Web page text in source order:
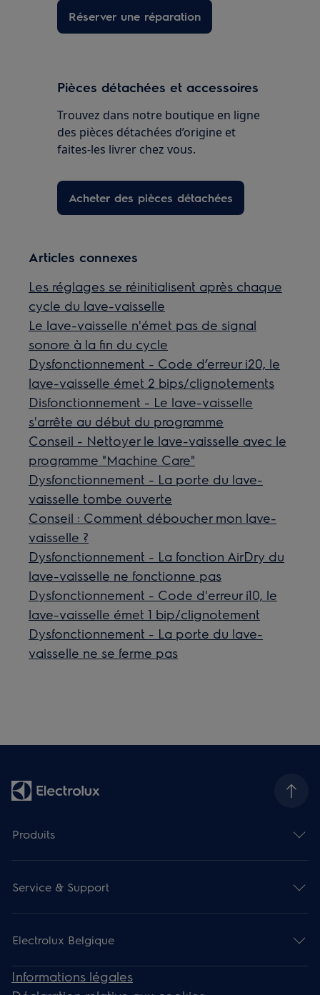
Réserver une réparation
Pièces détachées et accessoires
Trouvez dans notre boutique en ligne
des pièces détachées d’origine et
faites-les livrer chez vous.
Acheter des pièces détachées
Articles connexes
Les réglages se réinitialisent après chaque
cycle du lave-vaisselle
Le lave-vaisselle n'émet pas de signal
sonore à la fin du cycle
Dysfonctionnement - Code d’erreur i20, le
lave-vaisselle émet 2 bips/clignotements
Disfonctionnement - Le lave-vaisselle
s'arrête au début du programme
Conseil - Nettoyer le lave-vaisselle avec le
programme "Machine Care"
Dysfonctionnement - La porte du lave-
vaisselle tombe ouverte
Conseil : Comment déboucher mon lave-
vaisselle ?
Dysfonctionnement - La fonction AirDry du
lave-vaisselle ne fonctionne pas
Dysfonctionnement - Code d'erreur i10, le
lave-vaisselle émet 1 bip/clignotement
Dysfonctionnement - La porte du lave-
vaisselle ne se ferme pas
Produits
Service & Support
Electrolux Belgique
Informations légales